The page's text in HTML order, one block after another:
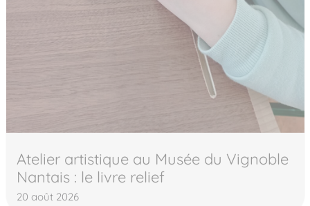
Atelier artistique au Musée du Vignoble
Nantais : le livre relief
20 août 2026